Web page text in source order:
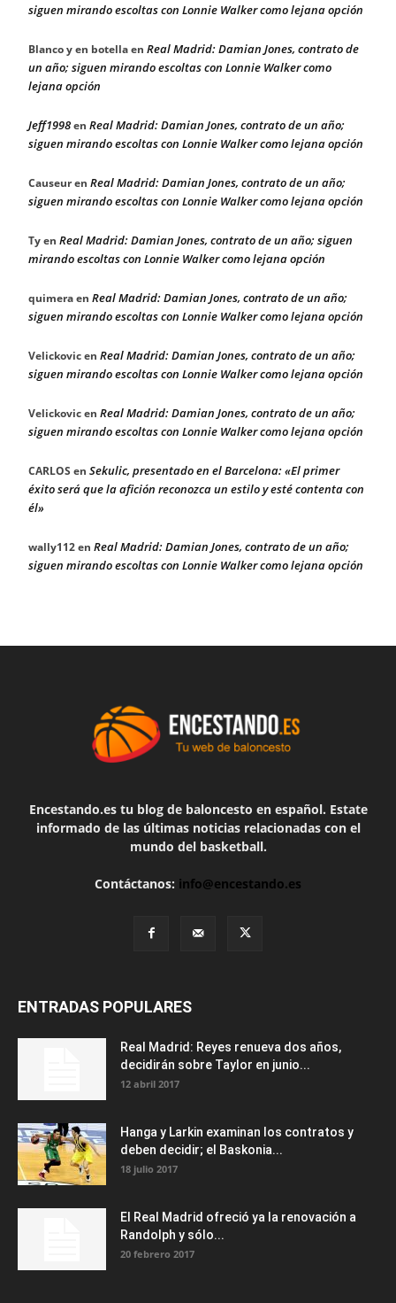
siguen mirando escoltas con Lonnie Walker como lejana opción
Blanco y en botellaen Real Madrid: Damian Jones, contrato de
un año; siguen mirando escoltas con Lonnie Walker como
lejana opción
Jeff1998en Real Madrid: Damian Jones, contrato de un año;
siguen mirando escoltas con Lonnie Walker como lejana opción
Causeuren Real Madrid: Damian Jones, contrato de un año;
siguen mirando escoltas con Lonnie Walker como lejana opción
Tyen Real Madrid: Damian Jones, contrato de un año; siguen
mirando escoltas con Lonnie Walker como lejana opción
quimeraen Real Madrid: Damian Jones, contrato de un año;
siguen mirando escoltas con Lonnie Walker como lejana opción
Velickovicen Real Madrid: Damian Jones, contrato de un año;
siguen mirando escoltas con Lonnie Walker como lejana opción
Velickovicen Real Madrid: Damian Jones, contrato de un año;
siguen mirando escoltas con Lonnie Walker como lejana opción
CARLOS en Sekulic, presentado en el Barcelona: «El primer
éxito será que la afición reconozca un estilo y esté contenta con
él»
wally112en Real Madrid: Damian Jones, contrato de un año;
siguen mirando escoltas con Lonnie Walker como lejana opción
Encestando.es tu blog de baloncesto en español. Estate
informado de las últimas noticias relacionadas con el
mundo del basketball.
Contáctanos: info@encestando.es
ENTRADAS POPULARES
Real Madrid: Reyes renueva dos años,
decidirán sobre Taylor en junio...
12 abril 2017
Hanga y Larkin examinan los contratos y
deben decidir; el Baskonia...
18 julio 2017
El Real Madrid ofreció ya la renovación a
Randolph y sólo...
20 febrero 2017